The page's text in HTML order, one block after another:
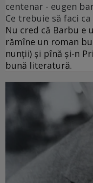
centenar - eugen
Ce trebuie să faci
Nu cred că Barbu e
rămîne un roman
nunții) și pînă și-n
bună literatură.